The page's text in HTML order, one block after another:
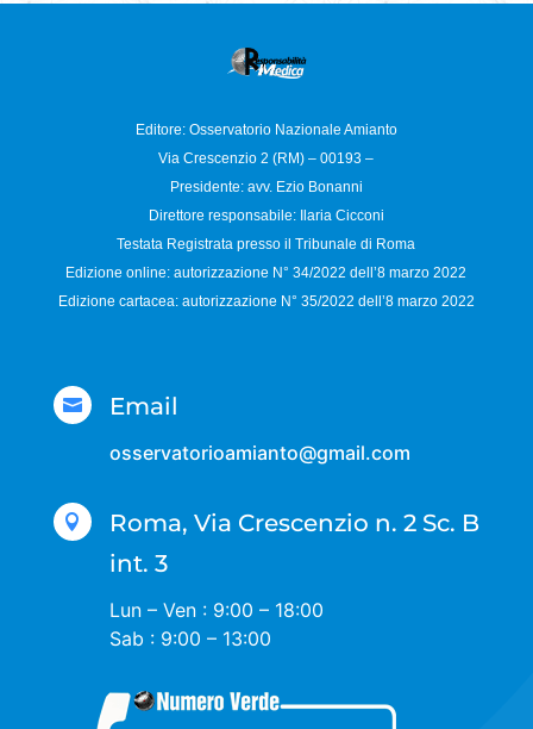
Editore: Osservatorio Nazionale Amianto
Via Crescenzio 2 (RM) – 00193 –
Presidente: avv. Ezio Bonanni
Direttore responsabile:
Ilaria Cicconi
Testata Registrata presso il Tribunale di Roma
Edizione online: autorizzazione N°34/2022 dell’8 marzo 2022
Edizione cartacea: autorizzazione N° 35/2022 dell’8 marzo 2022
 Email
osservatorioamianto@gmail.com

Roma, Via Crescenzio n. 2 Sc. B
int. 3
Lun – Ven : 9:00 – 18:00
Sab : 9:00 – 13:00